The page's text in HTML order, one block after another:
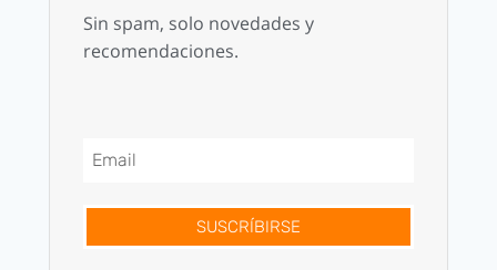
Sin spam, solo novedades y
recomendaciones.
SUSCRÍBIRSE